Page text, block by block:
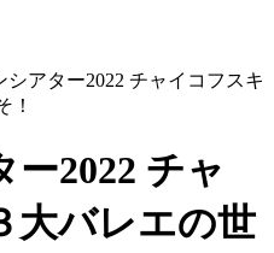
シアター2022 チャイコフスキ
！
2022 チャ
大バレエの世